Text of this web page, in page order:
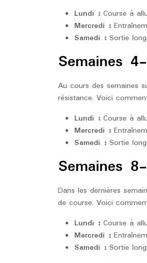
Lundi : Course à
Mercredi :
Samedi : Sortie
Semaines
Au cours des semaines
résistance. Voici
Lundi : Course à
Mercredi :
Samedi : Sortie
Semaines
Dans les dernières
de course. Voici
Lundi : Course à
Mercredi :
Samedi : Sortie